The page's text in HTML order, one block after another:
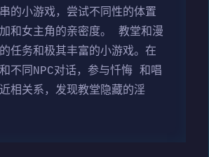
的小游戏，尝试不同性的体置
和女主角的亲密度。 教堂和漫
任务和极其丰富的小游戏。在
不同NPC对话，参与忏悔 和唱
相关系，发现教堂隐藏的淫